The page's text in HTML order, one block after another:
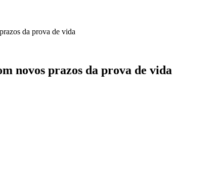
da prova de vida
novos prazos da prova de vida